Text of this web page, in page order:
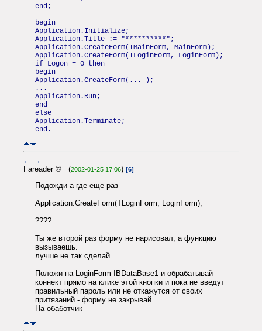
end;
begin
Application.Initialize;
Application.Title := "**********";
Application.CreateForm(TMainForm, MainForm);
Application.CreateForm(TLoginForm, LoginForm);
if Logon = 0 then
begin
Application.CreateForm(... );
...
Application.Run;
end
else
Application.Terminate;
end.
← →
Fareader © (2002-01-25 17:06) [6]
Подожди а где еще раз
Application.CreateForm(TLoginForm, LoginForm);
????
Ты же второй раз форму не нарисовал, а функцию
вызываешь.
лучше не так сделай.
Положи на LoginForm IBDataBase1 и обрабатывай
коннект прямо на клике этой кнопки и пока не введут
правильный пароль или не откажутся от своих
притязаний - форму не закрывай.
На обаботчик